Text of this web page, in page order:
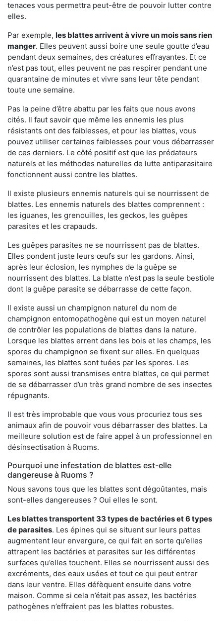
tenaces vous permettra peut-être de pouvoir lutter contre
elles.
Par exemple, les blattes arrivent à vivre un mois sans rien
manger. Elles peuvent aussi boire une seule goutte d’eau
pendant deux semaines, des créatures effrayantes. Et ce
n’est pas tout, elles peuvent ne pas respirer pendant une
quarantaine de minutes et vivre sans leur tête pendant
toute une semaine.
Pas la peine d’être abattu par les faits que nous avons
cités. Il faut savoir que même les ennemis les plus
résistants ont des faiblesses, et pour les blattes, vous
pouvez utiliser certaines faiblesses pour vous débarrasser
de ces derniers. Le côté positif est que les prédateurs
naturels et les méthodes naturelles de lutte antiparasitaire
fonctionnent aussi contre les blattes.
Il existe plusieurs ennemis naturels qui se nourrissent de
blattes. Les ennemis naturels des blattes comprennent :
les iguanes, les grenouilles, les geckos, les guêpes
parasites et les crapauds.
Les guêpes parasites ne se nourrissent pas de blattes.
Elles pondent juste leurs œufs sur les gardons. Ainsi,
après leur éclosion, les nymphes de la guêpe se
nourrissent des blattes. La blatte n’est pas la seule bestiole
dont la guêpe parasite se débarrasse de cette façon.
Il existe aussi un champignon naturel du nom de
champignon entomopathogène qui est un moyen naturel
de contrôler les populations de blattes dans la nature.
Lorsque les blattes errent dans les bois et les champs, les
spores du champignon se fixent sur elles. En quelques
semaines, les blattes sont tuées par les spores. Les
spores sont aussi transmises entre blattes, ce qui permet
de se débarrasser d’un très grand nombre de ses insectes
répugnants.
Il est très improbable que vous vous procuriez tous ses
animaux afin de pouvoir vous débarrasser des blattes. La
meilleure solution est de faire appel à un professionnel en
désinsectisation à Ruoms.
Pourquoi une infestation de blattes est-elle
dangereuse à Ruoms ?
Nous savons tous que les blattes sont dégoûtantes, mais
sont-elles dangereuses ? Oui elles le sont.
Les blattes transportent 33 types de bactéries et 6 types
de parasites. Les épines qui se situent sur leurs pattes
augmentent leur envergure, ce qui fait en sorte qu’elles
attrapent les bactéries et parasites sur les différentes
surfaces qu’elles touchent. Elles se nourrissent aussi des
excréments, des eaux usées et tout ce qui peut entrer
dans leur ventre. Elles défèquent ensuite dans votre
maison. Comme si cela n’était pas assez, les bactéries
pathogènes n’effraient pas les blattes robustes.